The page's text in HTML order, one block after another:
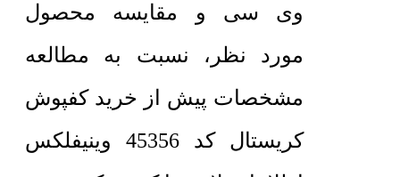
وی سی و مقایسه محصول
مورد نظر، نسبت به مطالعه
مشخصات پیش از خرید کفپوش
کریستال کد 45356 وینیفلکس